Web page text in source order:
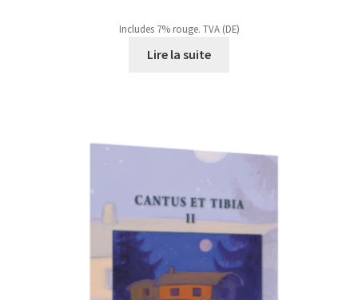
Includes 7% rouge. TVA (DE)
Lire la suite